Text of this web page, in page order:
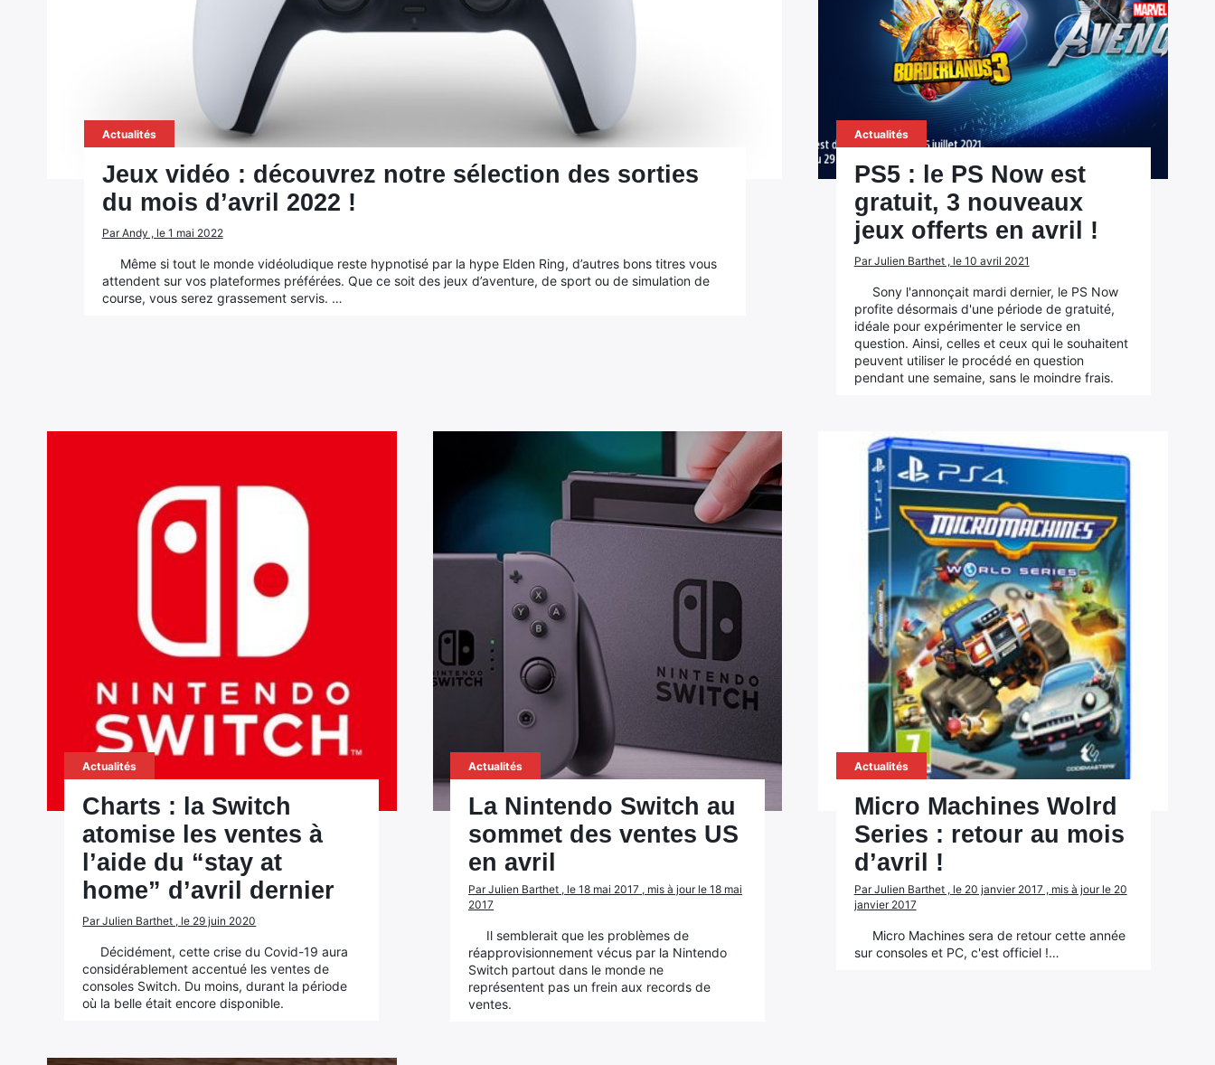
Actualités
Jeux vidéo : découvrez notre sélection des sorties
du mois d’avril 2022 !
Par Andy , le 1 mai 2022
Même si tout le monde vidéoludique reste hypnotisé par la hype Elden Ring, d’autres bons titres vous
attendent sur vos plateformes préférées. Que ce soit des jeux d’aventure, de sport ou de simulation de
course, vous serez grassement servis. …
Actualités
PS5 : le PS Now est
gratuit, 3 nouveaux
jeux offerts en avril !
Par Julien Barthet , le 10 avril 2021
Sony l'annonçait mardi dernier, le PS Now
profite désormais d'une période de gratuité,
idéale pour expérimenter le service en
question. Ainsi, celles et ceux qui le souhaitent
peuvent utiliser le procédé en question
pendant une semaine, sans le moindre frais.
Actualités
Charts : la Switch
atomise les ventes à
l’aide du “stay at
home” d’avril dernier
Par Julien Barthet , le 29 juin 2020
Décidément, cette crise du Covid-19 aura
considérablement accentué les ventes de
consoles Switch. Du moins, durant la période
où la belle était encore disponible.
Actualités
La Nintendo Switch au
sommet des ventes US
en avril
Par Julien Barthet , le 18 mai 2017 , mis à jour le 18 mai
2017
Il semblerait que les problèmes de
réapprovisionnement vécus par la Nintendo
Switch partout dans le monde ne
représentent pas un frein aux records de
ventes.
Actualités
Micro Machines Wolrd
Series : retour au mois
d’avril !
Par Julien Barthet , le 20 janvier 2017 , mis à jour le 20
janvier 2017
Micro Machines sera de retour cette année
sur consoles et PC, c'est officiel !…